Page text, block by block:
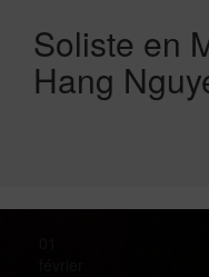
Soliste en
Hang